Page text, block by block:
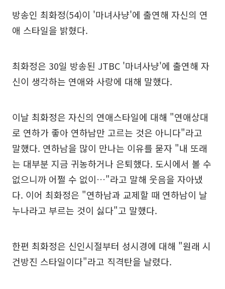
방송인 최화정(54)이 '마녀사냥'에 출연해 자신의 연
애 스타일을 밝혔다.
최화정은 30일 방송된 JTBC '마녀사냥'에 출연해 자
신이 생각하는 연애와 사랑에 대해 말했다.
이날 최화정은 자신의 연애스타일에 대해 "연애상대
로 연하가 좋아 연하남만 고르는 것은 아니다"라고
말했다. 연하남을 많이 만나는 이유를 묻자 "내 또래
는 대부분 지금 귀농하거나 은퇴했다. 도시에서 볼 수
없으니까 어쩔 수 없이…"라고 말해 웃음을 자아냈
다. 이어 최화정은 "연하남과 교제할 때 연하남이 날
누나라고 부르는 것이 싫다"고 말했다.
한편 최화정은 신인시절부터 성시경에 대해 "원래 시
건방진 스타일이다"라고 직격탄을 날렸다.